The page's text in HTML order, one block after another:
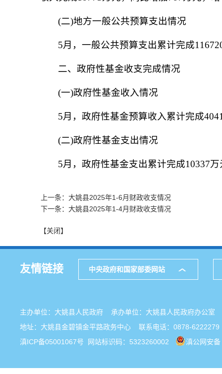
(二)地方一般公共预算支出情况
5月，一般公共预算支出累计完成
二、政府性基金收支完成情况
(一)政府性基金收入情况
5月，政府性基金预算收入累计完成
(二)政府性基金支出情况
5月，政府性基金支出累计完成10337
上一条：大姚县2025年1-6月财政收支情况
下一条：大姚县2025年1-4月财政收支情况
【关闭】
友情链接 中央政府和国家部委网站
主办单位：大姚县人民政府 承办单位：大姚县人民政府办公
地址：大姚县金碧镇金平路政务中心 联系电话：0878-6222279
滇ICP备05001067号 网站标识码：5323260002 滇公网安